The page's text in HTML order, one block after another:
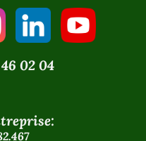
02 04